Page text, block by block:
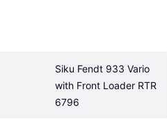
Siku Fendt 933 Vario
with Front Loader RTR
6796